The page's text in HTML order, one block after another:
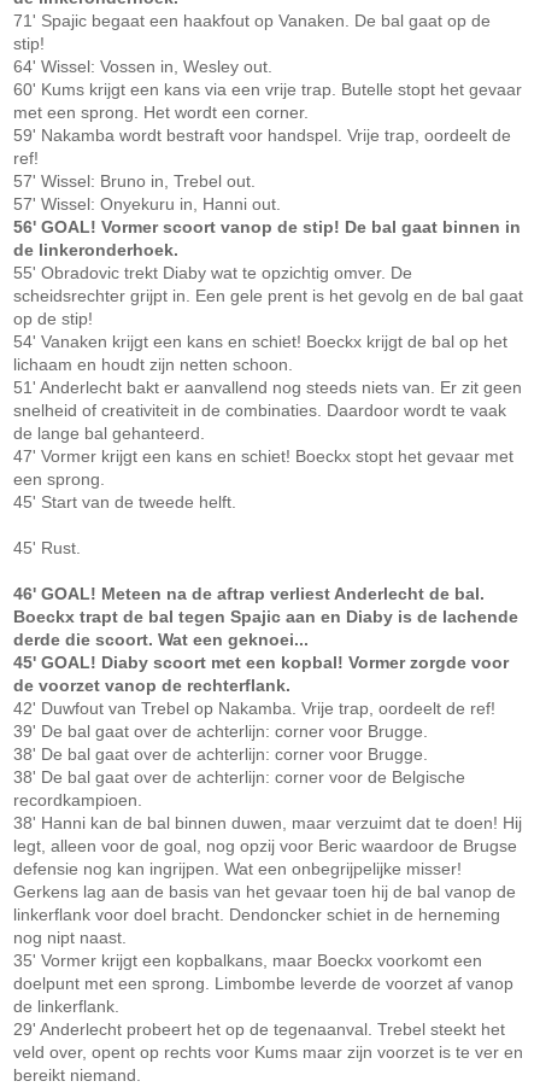
71' Spajic begaat een haakfout op Vanaken. De bal gaat op de
stip!
64' Wissel: Vossen in, Wesley out.
60' Kums krijgt een kans via een vrije trap. Butelle stopt het gevaar
met een sprong. Het wordt een corner.
59' Nakamba wordt bestraft voor handspel. Vrije trap, oordeelt de
ref!
57' Wissel: Bruno in, Trebel out.
57' Wissel: Onyekuru in, Hanni out.
56' GOAL! Vormer scoort vanop de stip! De bal gaat binnen in
de linkeronderhoek.
55' Obradovic trekt Diaby wat te opzichtig omver. De
scheidsrechter grijpt in. Een gele prent is het gevolg en de bal gaat
op de stip!
54' Vanaken krijgt een kans en schiet! Boeckx krijgt de bal op het
lichaam en houdt zijn netten schoon.
51' Anderlecht bakt er aanvallend nog steeds niets van. Er zit geen
snelheid of creativiteit in de combinaties. Daardoor wordt te vaak
de lange bal gehanteerd.
47' Vormer krijgt een kans en schiet! Boeckx stopt het gevaar met
een sprong.
45' Start van de tweede helft.
45' Rust.
46' GOAL! Meteen na de aftrap verliest Anderlecht de bal.
Boeckx trapt de bal tegen Spajic aan en Diaby is de lachende
derde die scoort. Wat een geknoei...
45' GOAL! Diaby scoort met een kopbal! Vormer zorgde voor
de voorzet vanop de rechterflank.
42' Duwfout van Trebel op Nakamba. Vrije trap, oordeelt de ref!
39' De bal gaat over de achterlijn: corner voor Brugge.
38' De bal gaat over de achterlijn: corner voor Brugge.
38' De bal gaat over de achterlijn: corner voor de Belgische
recordkampioen.
38' Hanni kan de bal binnen duwen, maar verzuimt dat te doen! Hij
legt, alleen voor de goal, nog opzij voor Beric waardoor de Brugse
defensie nog kan ingrijpen. Wat een onbegrijpelijke misser!
Gerkens lag aan de basis van het gevaar toen hij de bal vanop de
linkerflank voor doel bracht. Dendoncker schiet in de herneming
nog nipt naast.
35' Vormer krijgt een kopbalkans, maar Boeckx voorkomt een
doelpunt met een sprong. Limbombe leverde de voorzet af vanop
de linkerflank.
29' Anderlecht probeert het op de tegenaanval. Trebel steekt het
veld over, opent op rechts voor Kums maar zijn voorzet is te ver en
bereikt niemand.